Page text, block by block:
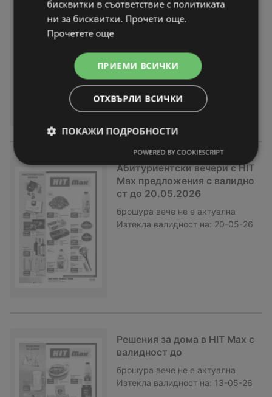
трапеза в HIT Max с валидно
ст до 27.05.2026
Изтекла валидност на:
Абитуриентски вечери с HIT
Max предложения с валидно
ст до 20.05.2026
брошура вече не е актуална
Изтекла валидност на: 20-05-26
Решения за дома в HIT Max с
валидност до
брошура вече не е актуална
Изтекла валидност на: 13-05-26
бисквитки в съответствие с политиката
ни за бисквитки. Прочети още.
Прочетете още
ПРИЕМИ ВСИЧКИ
ОТХВЪРЛИ ВСИЧКИ
ПОКАЖИ ПОДРОБНОСТИ
POWERED BY COOKIESCRIPT